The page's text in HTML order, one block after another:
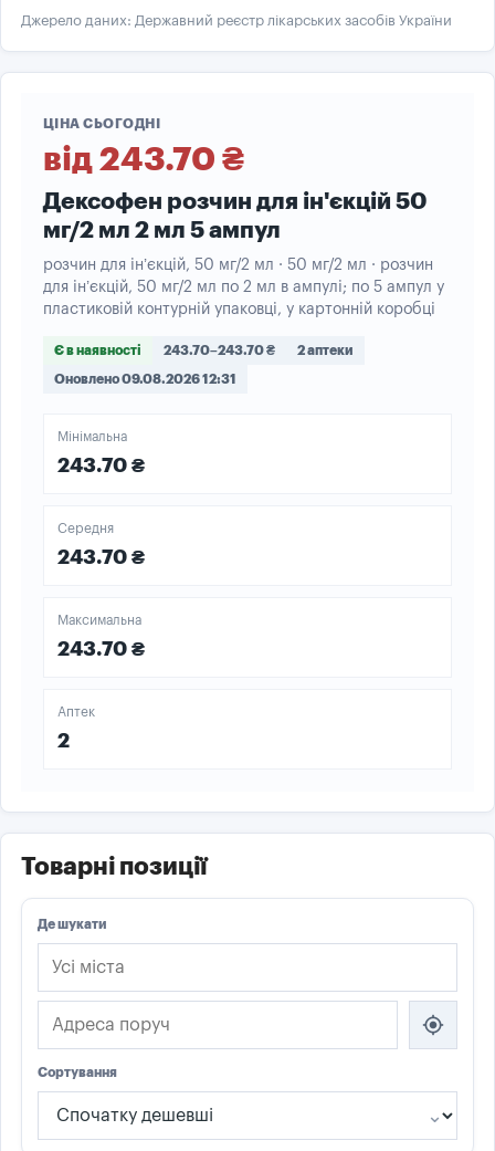
Джерело даних: Державний реєстр лікарських засобів України
ЦІНА СЬОГОДНІ
від 243.70 ₴
Дексофен розчин для ін'єкцій 50
мг/2 мл 2 мл 5 ампул
розчин для ін’єкцій, 50 мг/2 мл · 50 мг/2 мл · розчин
для ін’єкцій, 50 мг/2 мл по 2 мл в ампулі; по 5 ампул у
пластиковій контурній упаковці, у картонній коробці
Є в наявності 243.70–243.70 ₴ 2 аптеки
Оновлено 09.08.2026 12:31
Мінімальна
243.70 ₴
Середня
243.70 ₴
Максимальна
243.70 ₴
Аптек
2
Товарні позиції
Де шукати
Сортування
my_location